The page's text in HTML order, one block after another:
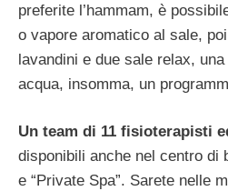
preferite l’hammam, è
o vapore aromatico al sale,
lavandini e due sale relax,
acqua, insomma, un
Un team di 11 fisioterapisti
disponibili anche nel centro di
e “Private Spa”. Sarete nelle